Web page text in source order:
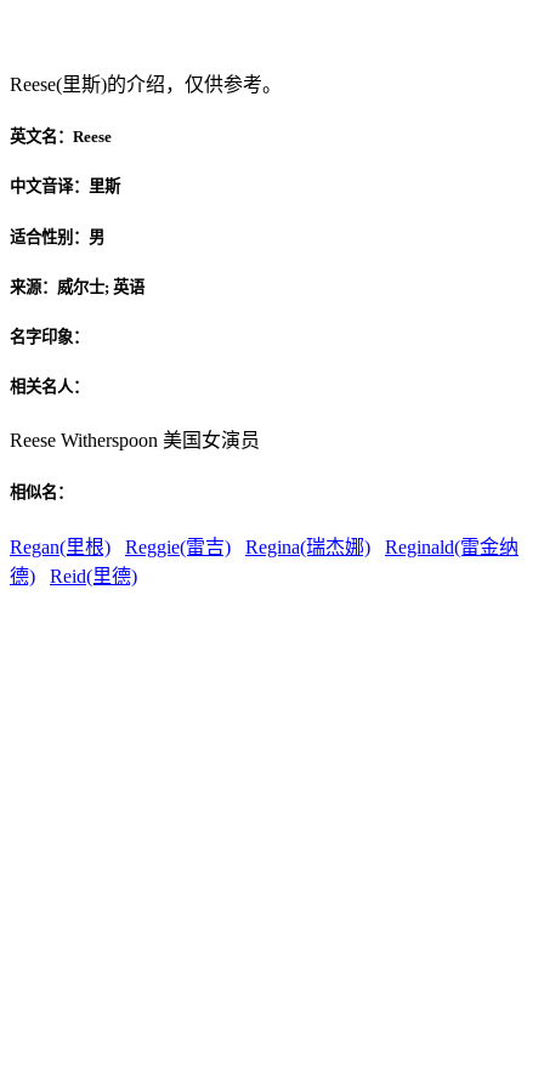
Reese(里斯)的介绍，仅供参考。
英文名： Reese
中文音译： 里斯
适合性别： 男
来源： 威尔士; 英语
名字印象：
相关名人：
Reese Witherspoon 美国女演员
相似名：
Regan(里根) Reggie(雷吉) Regina(瑞杰娜)
Reginald(雷金纳
德)
Reid(里德)